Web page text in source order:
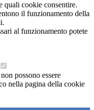
quali cookie consentire.
il funzionamento della
al funzionamento potete
possono essere
nella pagina della cookie